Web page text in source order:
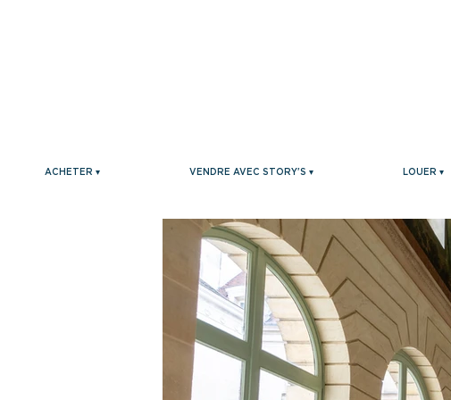
ACHETER ▾ VENDRE AVEC STORY'S ▾ LOUER ▾